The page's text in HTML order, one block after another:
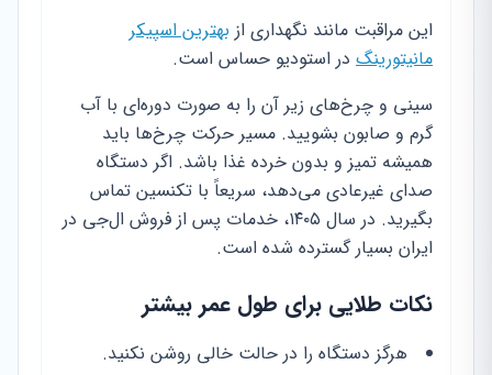
این مراقبت مانند نگهداری از بهترین اسپیکر
مانیتورینگ در استودیو حساس است.
سینی و چرخ‌های زیر آن را به صورت دوره‌ای با آب
گرم و صابون بشویید. مسیر حرکت چرخ‌ها باید
همیشه تمیز و بدون خرده غذا باشد. اگر دستگاه
صدای غیرعادی می‌دهد، سریعاً با تکنسین تماس
بگیرید. در سال ۱۴۰۵، خدمات پس از فروش ال‌جی در
ایران بسیار گسترده شده است.
نکات طلایی برای طول عمر بیشتر
هرگز دستگاه را در حالت خالی روشن نکنید.